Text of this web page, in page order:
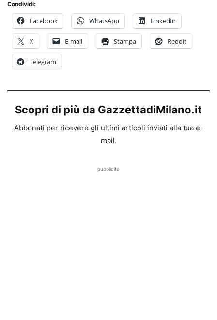
Condividi:
Facebook WhatsApp LinkedIn
X E-mail Stampa Reddit
Telegram
Scopri di più da GazzettadiMilano.it
Abbonati per ricevere gli ultimi articoli inviati alla tua e-
mail.
pubblicità